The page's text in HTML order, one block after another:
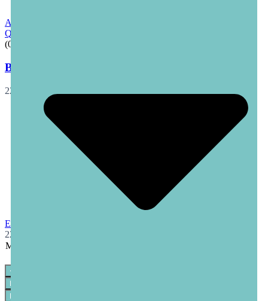
Ausführung wählen
Quick View
(0)
B334-Yes
22,50
E247-Gallant
22,50
Menge
+
In den Warenkorb
Buy Now